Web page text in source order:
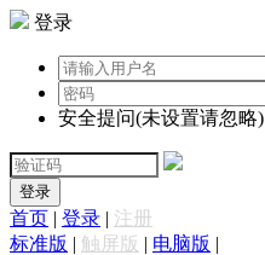
登录
安全提问(未设置请忽略)
登录
首页 | 登录 | 注册
标准版 | 触屏版 | 电脑版 |